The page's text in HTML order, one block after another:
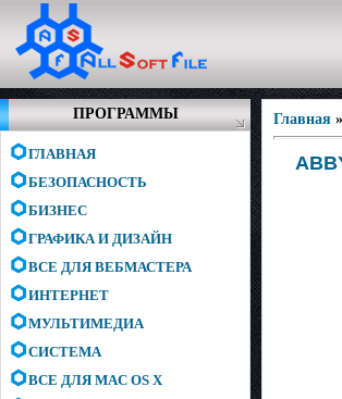
ПРОГРАММЫ
ГЛАВНАЯ
БЕЗОПАСНОСТЬ
БИЗНЕС
ГРАФИКА И ДИЗАЙН
ВСЕ ДЛЯ ВЕБМАСТЕРА
ИНТЕРНЕТ
МУЛЬТИМЕДИА
СИСТЕМА
ВСЕ ДЛЯ MAC OS X
Главная »